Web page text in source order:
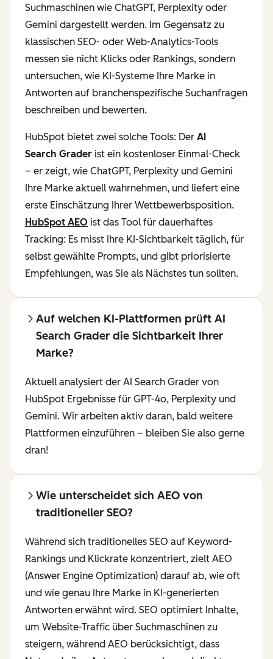
Suchmaschinen wie ChatGPT, Perplexity oder
Gemini dargestellt werden. Im Gegensatz zu
klassischen SEO- oder Web-Analytics-Tools
messen sie nicht Klicks oder Rankings, sondern
untersuchen, wie KI-Systeme Ihre Marke in
Antworten auf branchenspezifische Suchanfragen
beschreiben und bewerten.
HubSpot bietet zwei solche Tools: Der AI
Search Grader ist ein kostenloser Einmal-Check
– er zeigt, wie ChatGPT, Perplexity und Gemini
Ihre Marke aktuell wahrnehmen, und liefert eine
erste Einschätzung Ihrer Wettbewerbsposition.
HubSpot AEO ist das Tool für dauerhaftes
Tracking: Es misst Ihre KI-Sichtbarkeit täglich, für
selbst gewählte Prompts, und gibt priorisierte
Empfehlungen, was Sie als Nächstes tun sollten.
Auf welchen KI-Plattformen prüft AI
Search Grader die Sichtbarkeit Ihrer
Marke?
Aktuell analysiert der AI Search Grader von
HubSpot Ergebnisse für GPT-4o, Perplexity und
Gemini. Wir arbeiten aktiv daran, bald weitere
Plattformen einzuführen – bleiben Sie also gerne
dran!
Wie unterscheidet sich AEO von
traditioneller SEO?
Während sich traditionelles SEO auf Keyword-
Rankings und Klickrate konzentriert, zielt AEO
(Answer Engine Optimization) darauf ab, wie oft
und wie genau Ihre Marke in KI-generierten
Antworten erwähnt wird. SEO optimiert Inhalte,
um Website-Traffic über Suchmaschinen zu
steigern, während AEO berücksichtigt, dass